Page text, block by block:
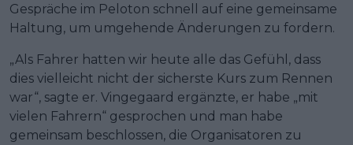
Gespräche im Peloton schnell auf eine gemeinsame
Haltung, um umgehende Änderungen zu fordern.
„Als Fahrer hatten wir heute alle das Gefühl, dass
dies vielleicht nicht der sicherste Kurs zum Rennen
war“, sagte er. Vingegaard ergänzte, er habe „mit
vielen Fahrern“ gesprochen und man habe
gemeinsam beschlossen, die Organisatoren zu